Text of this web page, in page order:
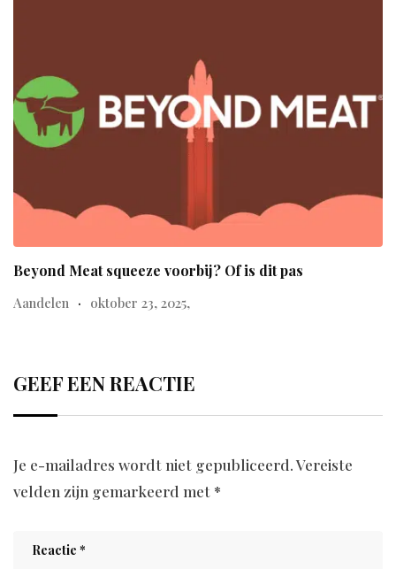
Beyond Meat squeeze voorbij? Of is dit pas
Aandelen oktober 23, 2025,
GEEF EEN REACTIE
Je e-mailadres wordt niet gepubliceerd.Vereiste
velden zijn gemarkeerd met *